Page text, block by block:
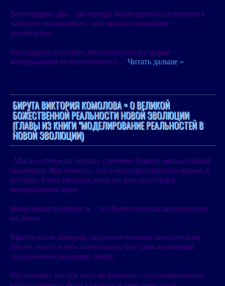
В последние два - три месяца Земля прожила изменения
намного значительнее, чем предшествовавшее
десятилетие.
Внутреннее строение Земли принимает новые
материальные и энергетически ... Читать дальше »
БИРУТА ВИКТОРИЯ КОМОЛОВА = О ВЕЛИКОЙ
БОЖЕСТВЕННОЙ РЕАЛЬНОСТИ НОВОЙ ЭВОЛЮЦИИ
(ГЛАВЫ ИЗ КНИГИ "МОДЕЛИРОВАНИЕ РЕАЛЬНОСТЕЙ В
НОВОЙ ЭВОЛЮЦИИ)
Мы все стоим на первых ступенях Нового мира в Новой
эволюции. Фактически, это новые пространства жизни, в
которых Божественные энергии фиксируются в
материальном мире.
Наша новая реальность – это Божественная цивилизация
на Земле.
Кристальные энергии, широким потоком льющиеся на
Землю, несут в себе потенциалы быстрых изменений
уклада жизни на нашей Земле.
Происходит это для всех по-разному – по соответствию